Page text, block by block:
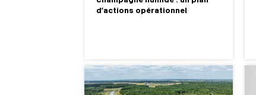
d’actions opérationnel